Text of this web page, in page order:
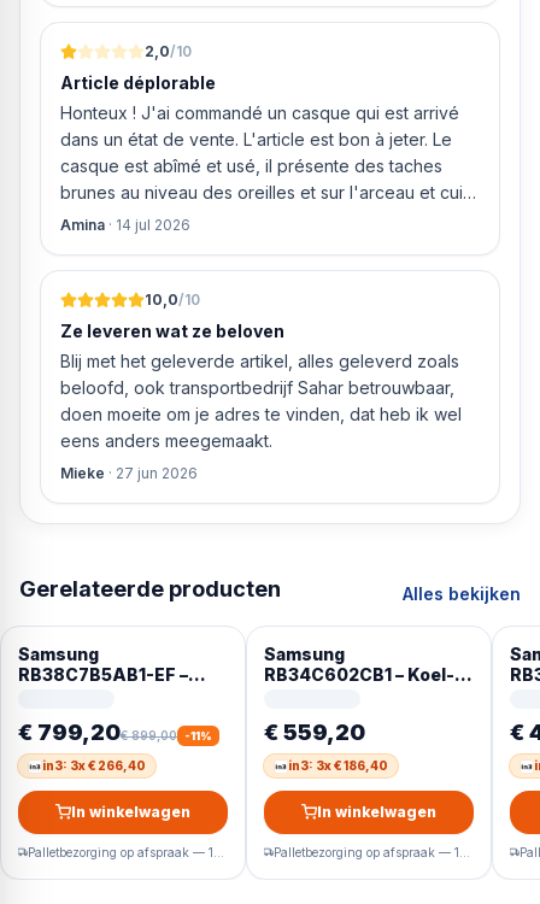
van MIJN geld inhouden!
2,0/10
Article déplorable
Honteux ! J'ai commandé un casque qui est arrivé
dans un état de vente. L'article est bon à jeter. Le
casque est abîmé et usé, il présente des taches
brunes au niveau des oreilles et sur l'arceau et cuir
qui est craquelé ! Les coussins sont eux « dégonflés
Amina · 14 jul 2026
10,0/10
Ze leveren wat ze beloven
Blij met het geleverde artikel, alles geleverd zoals
beloofd, ook transportbedrijf Sahar betrouwbaar,
doen moeite om je adres te vinden, dat heb ik wel
eens anders meegemaakt.
Mieke · 27 jun 2026
Gerelateerde producten Alles bekijken
Samsung
RB38C7B5AB1-EF –
Bediening via app
€ 799,20€ 899,00 -11%
in3: 3x € 266,40
In winkelwagen
Samsung
RB34C602CB1 – Koel-
WiFi
€ 559,20
in3: 3x € 186,40
In winkelwagen
€